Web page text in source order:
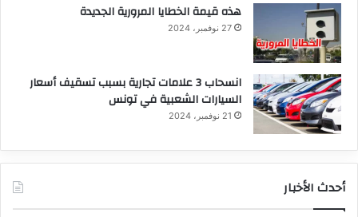
هذه قيمة الخطايا المرورية الجديدة
27 نوفمبر، 2024
انسحاب 3 علامات تجارية بسبب تسقيف أسعار
السيارات الشعبية في تونس
21 نوفمبر، 2024
أحدث الأخبار